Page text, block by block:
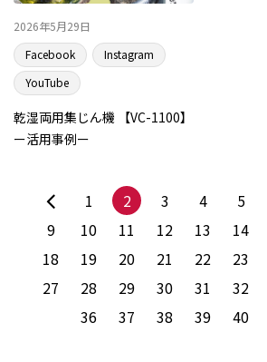
2026年5月29日
Facebook
Instagram
YouTube
乾湿両用集じん機 【VC-1100】
ー活用事例ー
1 2 3 4 5
9
10 11 12 13 14
18
19 20 21 22 23
27
28 29 30 31 32
36
37 38 39 40